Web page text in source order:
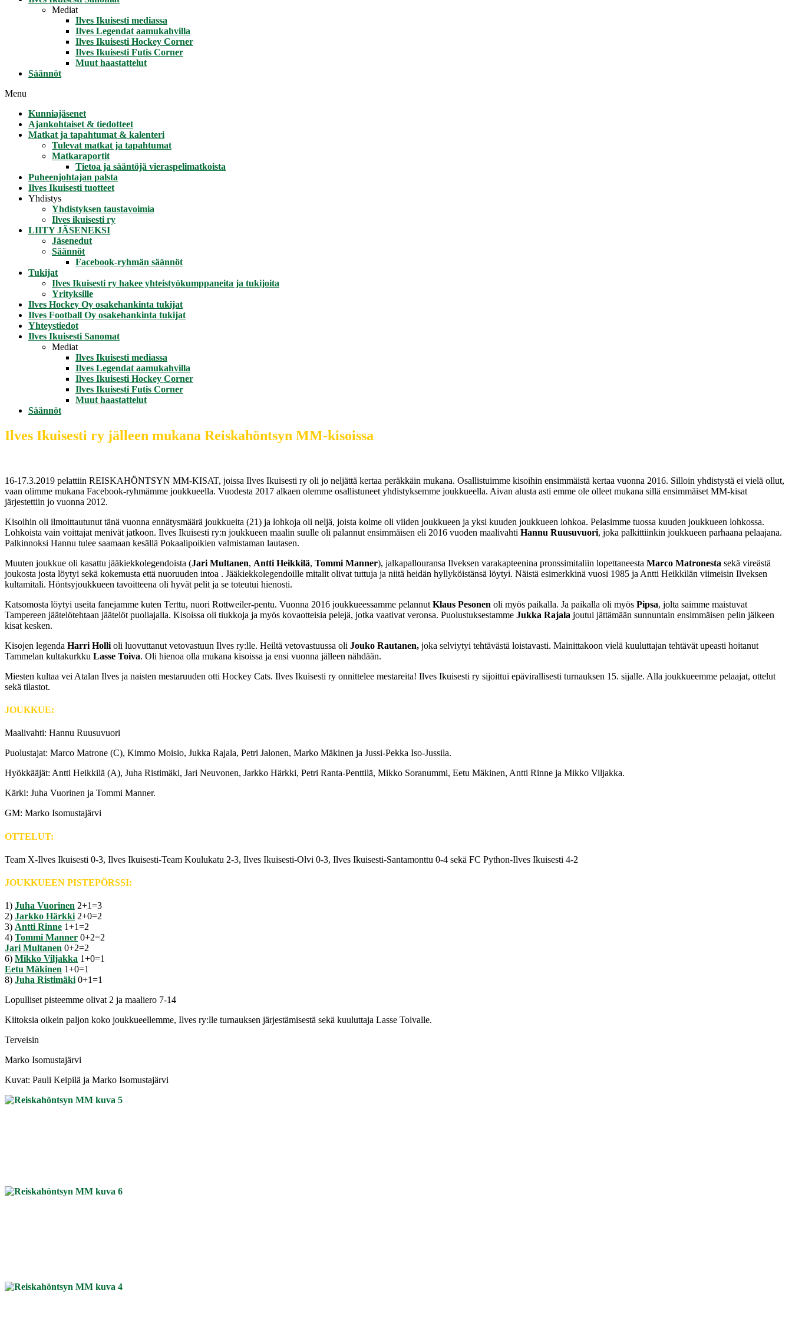
Mediat
Ilves Ikuisesti mediassa
Ilves Legendat aamukahvilla
Ilves Ikuisesti Hockey Corner
Ilves Ikuisesti Futis Corner
Muut haastattelut
Säännöt
Menu
Kunniajäsenet
Ajankohtaiset & tiedotteet
Matkat ja tapahtumat & kalenteri
Tulevat matkat ja tapahtumat
Matkaraportit
Tietoa ja sääntöjä vieraspelimatkoista
Puheenjohtajan palsta
Ilves Ikuisesti tuotteet
Yhdistys
Yhdistyksen taustavoimia
Ilves ikuisesti ry
LIITY JÄSENEKSI
Jäsenedut
Säännöt
Facebook-ryhmän säännöt
Tukijat
Ilves Ikuisesti ry hakee yhteistyökumppaneita ja tukijoita
Yrityksille
Ilves Hockey Oy osakehankinta tukijat
Ilves Football Oy osakehankinta tukijat
Yhteystiedot
Ilves Ikuisesti Sanomat
Mediat
Ilves Ikuisesti mediassa
Ilves Legendat aamukahvilla
Ilves Ikuisesti Hockey Corner
Ilves Ikuisesti Futis Corner
Muut haastattelut
Säännöt
Ilves Ikuisesti ry jälleen mukana Reiskahöntsyn MM-kisoissa
16-17.3.2019 pelattiin REISKAHÖNTSYN MM-KISAT, joissa Ilves Ikuisesti ry oli jo neljättä kertaa peräkkäin mukana. Osallistuimme kisoihin ensimmäistä kertaa vuonna 2016. Silloin yhdistystä ei vielä ollut,
vaan olimme mukana Facebook-ryhmämme joukkueella. Vuodesta 2017 alkaen olemme osallistuneet yhdistyksemme joukkueella. Aivan alusta asti emme ole olleet mukana sillä ensimmäiset MM-kisat
järjestettiin jo vuonna 2012.
Kisoihin oli ilmoittautunut tänä vuonna ennätysmäärä joukkueita (21) ja lohkoja oli neljä, joista kolme oli viiden joukkueen ja yksi kuuden joukkueen lohkoa. Pelasimme tuossa kuuden joukkueen lohkossa.
Lohkoista vain voittajat menivät jatkoon. Ilves Ikuisesti ry:n joukkueen maalin suulle oli palannut ensimmäisen eli 2016 vuoden maalivahti Hannu Ruusuvuori, joka palkittiinkin joukkueen parhaana pelaajana.
Palkinnoksi Hannu tulee saamaan kesällä Pokaalipoikien valmistaman lautasen.
Muuten joukkue oli kasattu jääkiekkolegendoista (Jari Multanen, Antti Heikkilä, Tommi Manner), jalkapallouransa Ilveksen varakapteenina pronssimitaliin lopettaneesta Marco Matronesta sekä vireästä
joukosta josta löytyi sekä kokemusta että nuoruuden intoa . Jääkiekkolegendoille mitalit olivat tuttuja ja niitä heidän hyllyköistänsä löytyi. Näistä esimerkkinä vuosi 1985 ja Antti Heikkilän viimeisin Ilveksen
kultamitali. Höntsyjoukkueen tavoitteena oli hyvät pelit ja se toteutui hienosti.
Katsomosta löytyi useita fanejamme kuten Terttu, nuori Rottweiler-pentu. Vuonna 2016 joukkueessamme pelannut Klaus Pesonen oli myös paikalla. Ja paikalla oli myös Pipsa, jolta saimme maistuvat
Tampereen jäätelötehtaan jäätelöt puoliajalla. Kisoissa oli tiukkoja ja myös kovaotteisia pelejä, jotka vaativat veronsa. Puolustuksestamme Jukka Rajala joutui jättämään sunnuntain ensimmäisen pelin jälkeen
kisat kesken.
Kisojen legenda Harri Holli oli luovuttanut vetovastuun Ilves ry:lle. Heiltä vetovastuussa oli Jouko Rautanen, joka selviytyi tehtävästä loistavasti. Mainittakoon vielä kuuluttajan tehtävät upeasti hoitanut
Tammelan kultakurkku Lasse Toiva. Oli hienoa olla mukana kisoissa ja ensi vuonna jälleen nähdään.
Miesten kultaa vei Atalan Ilves ja naisten mestaruuden otti Hockey Cats. Ilves Ikuisesti ry onnittelee mestareita! Ilves Ikuisesti ry sijoittui epävirallisesti turnauksen 15. sijalle. Alla joukkueemme pelaajat, ottelut
sekä tilastot.
JOUKKUE:
Maalivahti: Hannu Ruusuvuori
Puolustajat: Marco Matrone (C), Kimmo Moisio, Jukka Rajala, Petri Jalonen, Marko Mäkinen ja Jussi-Pekka Iso-Jussila.
Hyökkääjät: Antti Heikkilä (A), Juha Ristimäki, Jari Neuvonen, Jarkko Härkki, Petri Ranta-Penttilä, Mikko Soranummi, Eetu Mäkinen, Antti Rinne ja Mikko Viljakka.
Kärki: Juha Vuorinen ja Tommi Manner.
GM: Marko Isomustajärvi
OTTELUT:
Team X-Ilves Ikuisesti 0-3, Ilves Ikuisesti-Team Koulukatu 2-3, Ilves Ikuisesti-Olvi 0-3, Ilves Ikuisesti-Santamonttu 0-4 sekä FC Python-Ilves Ikuisesti 4-2
JOUKKUEEN PISTEPÖRSSI:
1) Juha Vuorinen 2+1=3
2) Jarkko Härkki2+0=2
3) Antti Rinne 1+1=2
4) Tommi Manner 0+2=2
Jari Multanen 0+2=2
6) Mikko Viljakka 1+0=1
Eetu Mäkinen 1+0=1
8) Juha Ristimäki0+1=1
Lopulliset pisteemme olivat 2 ja maaliero 7-14
Kiitoksia oikein paljon koko joukkueellemme, Ilves ry:lle turnauksen järjestämisestä sekä kuuluttaja Lasse Toivalle.
Terveisin
Marko Isomustajärvi
Kuvat: Pauli Keipilä ja Marko Isomustajärvi